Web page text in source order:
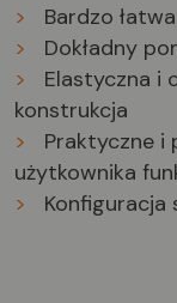
> Bardzo
> Dokładny
> Elastyczna i
konstrukcja
> Praktyczne i
użytkownika
> Konfiguracja